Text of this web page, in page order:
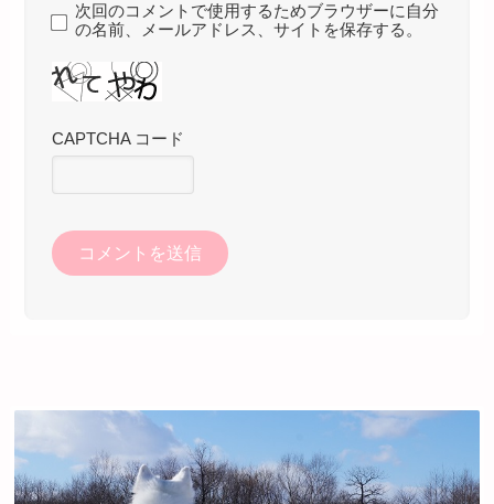
次回のコメントで使用するためブラウザーに自分
の名前、メールアドレス、サイトを保存する。
CAPTCHA コード